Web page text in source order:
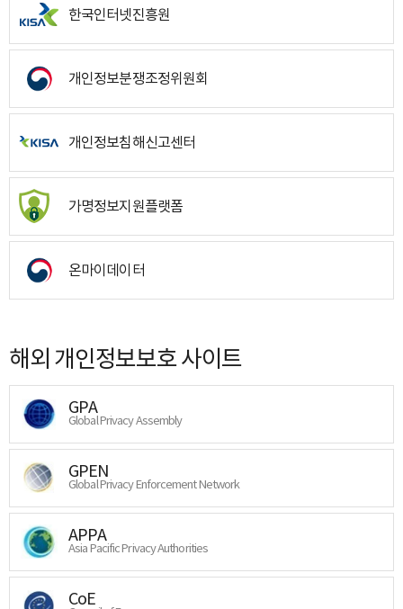
한국인터넷진흥원
개인정보분쟁조정위원회
개인정보침해신고센터
가명정보지원플랫폼
온마이데이터
해외 개인정보보호 사이트
GPA
Global Privacy Assembly
GPEN
Global Privacy Enforcement Network
APPA
Asia Pacific Privacy Authorities
CoE